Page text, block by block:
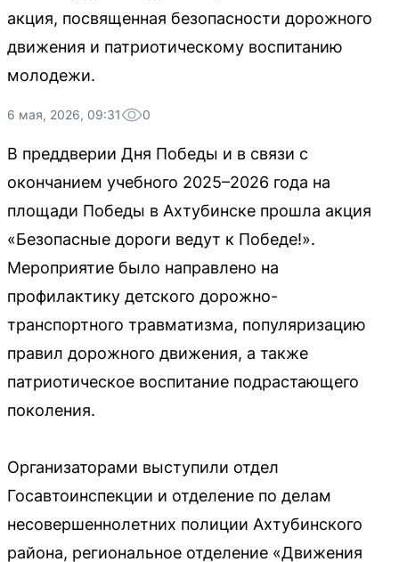
акция, посвященная безопасности дорожного
движения и патриотическому воспитанию
молодежи.
6 мая, 2026, 09:31 0
В преддверии Дня Победы и в связи с
окончанием учебного 2025–2026 года на
площади Победы в Ахтубинске прошла акция
«Безопасные дороги ведут к Победе!».
Мероприятие было направлено на
профилактику детского дорожно-
транспортного травматизма, популяризацию
правил дорожного движения, а также
патриотическое воспитание подрастающего
поколения.
Организаторами выступили отдел
Госавтоинспекции и отделение по делам
несовершеннолетних полиции Ахтубинского
района, региональное отделение «Движения